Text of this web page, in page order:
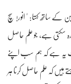
کے ساتھ کہتا: " انور! سچ
سکتی ہے، جو علم حاصل
یہ ہے کہ ہم سب اپنے
ہیں کہ علم حاصل کرنا ہر